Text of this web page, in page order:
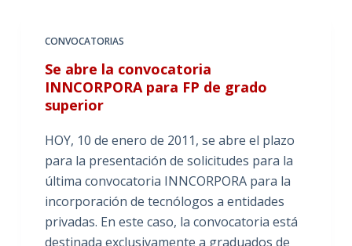
CONVOCATORIAS
Se abre la convocatoria
INNCORPORA para FP de grado
superior
HOY, 10 de enero de 2011, se abre el plazo
para la presentación de solicitudes para la
última convocatoria INNCORPORA para la
incorporación de tecnólogos a entidades
privadas. En este caso, la convocatoria está
destinada exclusivamente a graduados de